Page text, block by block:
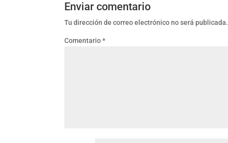
Enviar comentario
Tu dirección de correo electrónico no será publicada.
Comentario*